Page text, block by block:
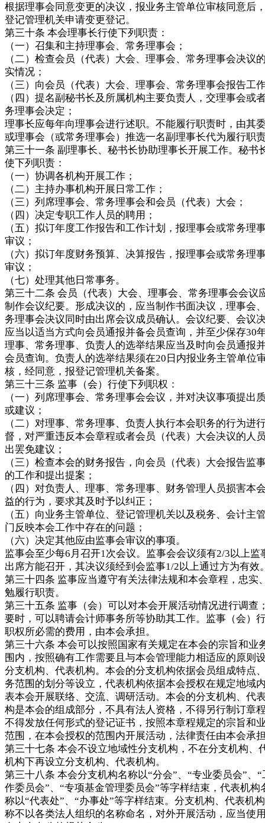
根据理事会同意变更的决议，报业务主管单位审核同意后
登记管理机关申请变更登记。
第三十条 本会理事长行使下列职责：
（一）召集和主持理事会、常务理事会；
（二）检查会员（代表）大会、理事会、常务理事会决议
实情况；
（三）向会员（代表）大会、理事会、常务理事会报告工
（四）提名副秘书长及所属机构主要负责人，交理事会或
务理事会决定；
理事长应每年向理事会进行述职。不能履行职责时，由其
或理事会（或常务理事会）推选一名副理事长代为履行职
第三十一条 副理事长、秘书长协助理事长开展工作。秘书
使下列职责：
（一）协调各机构开展工作；
（二）主持办事机构开展日常工作；
（三）列席理事会、常务理事会和会员（代表）大会；
（四）决定专职工作人员的聘用；
（五）拟订年度工作报告和工作计划，报理事会或常务理
审议；
（六）拟订年度财务预算、决算报告，报理事会或常务理
审议；
（七）处理其他日常事务。
第三十二条 会员（代表）大会、理事会、常务理事会会议
制作会议纪要。形成决议的，应当制作书面决议，理事会
务理事会决议同时由出席会议成员确认。会议纪要、会议
应当以适当方式向会员通报并备会员查询，并至少保存30
理事、常务理事、负责人的选举结果应当及时向会员通报
会员查询。负责人的选举结果须在20日内报业务主管单位
核，经同意，报登记管理机关备案。
第三十三条 监事（会）行使下列职权：
（一）列席理事会、常务理事会会议，并对决议事项提出
或建议；
（二）对理事、常务理事、负责人执行本会职务的行为进
督，对严重违反本会章程或者会员（代表）大会决议的人
出罢免建议；
（三）检查本会的财务报告，向会员（代表）大会报告监
的工作和提出提案；
（四）对负责人、理事、常务理事、财务管理人员损害本
益的行为，要求其及时予以纠正；
（五）向业务主管单位、登记管理机关以及税务、会计主
门反映本会工作中存在的问题；
（六）决定其他应由监事会审议的事项。
监事会至少每6月召开1次会议。监事会会议须有2/3以上监
出席方能召开，其决议须经到会监事1/2以上通过方为有效
第三十四条 监事应当遵守有关法律法规和本会章程，忠实
勉履行职责。
第三十五条 监事（会）可以对本会开展活动情况进行调查
要时，可以聘请会计师事务所等协助其工作。监事（会）
职权所必需的费用，由本会承担。
第三十六条 本会可以按照国家有关规定在本会的宗旨和业
围内，按照确有工作需要且与本会管理能力相适应的原则
分支机构、代表机构。本会的分支机构依据会员组成特点
务范围的划分等设立，代表机构依据本会授权在规定地域
表本会开展联络、交流、调研活动。本会的分支机构、代
构是本会的组成部分，不具有法人资格，不得另行制订章
不得发放任何形式的登记证书，按照本章程规定的宗旨和
范围，在本会授权的范围内开展活动，法律责任由本会承
第三十七条 本会不设立地域性分支机构，不在分支机构、
机构下再设立分支机构、代表机构。
第三十八条 本会分支机构名称以“分会”、“专业委员会”、“
作委员会”、“专项基金管理委员会”等字样结束，代表机构
称以“代表处”、“办事处”等字样结束。分支机构、代表机
称不以各类法人组织的名称命名，对外开展活动，应当使